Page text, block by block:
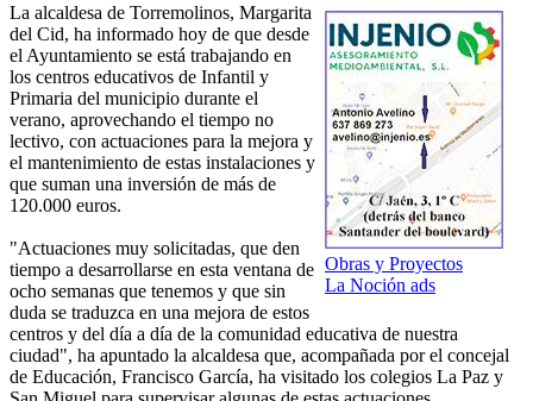
Obras y Proyectos
La Noción ads
La alcaldesa de Torremolinos, Margarita
del Cid, ha informado hoy de que desde
el Ayuntamiento se está trabajando en
los centros educativos de Infantil y
Primaria del municipio durante el
verano, aprovechando el tiempo no
lectivo, con actuaciones para la mejora y
el mantenimiento de estas instalaciones y
que suman una inversión de más de
120.000 euros.
"Actuaciones muy solicitadas, que den
tiempo a desarrollarse en esta ventana de
ocho semanas que tenemos y que sin
duda se traduzca en una mejora de estos
centros y del día a día de la comunidad educativa de nuestra
ciudad", ha apuntado la alcaldesa que, acompañada por el concejal
de Educación, Francisco García, ha visitado los colegios La Paz y